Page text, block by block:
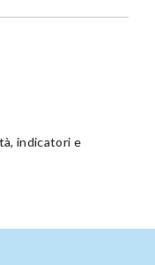
indicatori e